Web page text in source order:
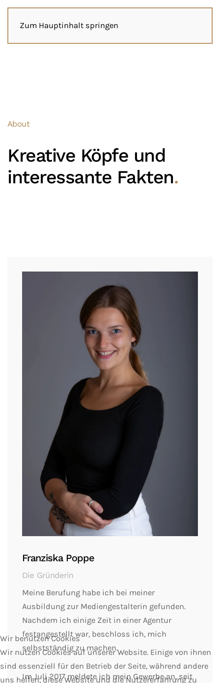
Zum Hauptinhalt springen
About
Kreative Köpfe und
interessante Fakten.
Franziska Poppe
Die Gründerin
Meine Berufung habe ich bei meiner
Ausbildung zur Mediengestalterin gefunden.
Nachdem ich einige Zeit in einer Agentur
festangestellt war, beschloss ich, mich
selbstständig zu machen.
Im Juli 2017 meldete ich mein Gewerbe an, seit
Wir benutzen Cookies
Wir nutzen Cookies auf unserer Website. Einige von ihnen
sind essenziell für den Betrieb der Seite, während andere
uns helfen, diese Website und die Nutzererfahrung zu